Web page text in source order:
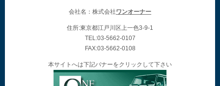
会社名：株式会社ワンオーナー
住所:東京都江戸川区上一色3-9-1
TEL:03-5662-0107
FAX:03-5662-0108
本サイトへは下記バナーをクリックして下さい